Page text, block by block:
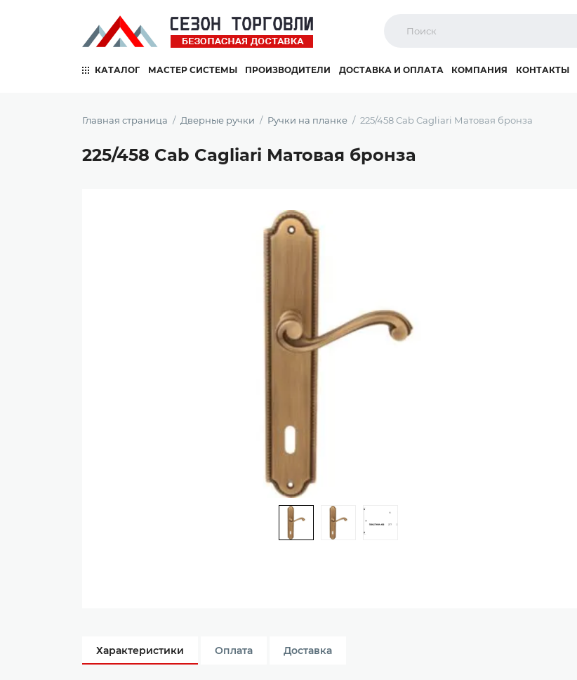
КАТАЛОГ МАСТЕР СИСТЕМЫ ПРОИЗВОДИТЕЛИ ДОСТАВКА И ОПЛАТА КОМПАНИЯ КОНТАКТЫ
Главная страница Дверные ручки Ручки на планке 225/458 Cab Cagliari Матовая бронза
225/458 Cab Cagliari Матовая бронза
Характеристики Оплата Доставка